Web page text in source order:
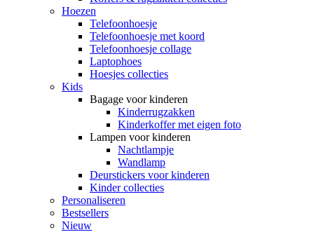
Hoezen
Telefoonhoesje
Telefoonhoesje met koord
Telefoonhoesje collage
Laptophoes
Hoesjes collecties
Kids
Bagage voor kinderen
Kinderrugzakken
Kinderkoffer met eigen foto
Lampen voor kinderen
Nachtlampje
Wandlamp
Deurstickers voor kinderen
Kinder collecties
Personaliseren
Bestsellers
Nieuw